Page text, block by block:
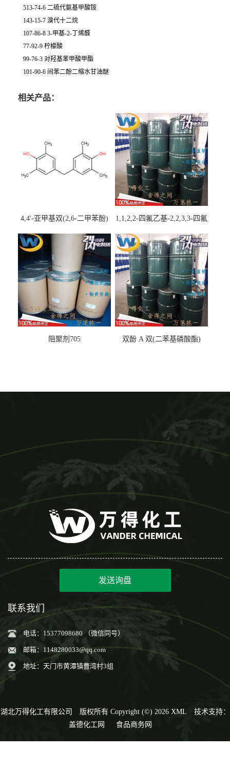
513-74-6 二硫代氨基甲酸铵
143-15-7 溴代十二烷
107-86-8 3-甲基-2-丁烯醛
77-92-9 柠檬酸
99-76-3 对羟基苯甲酸甲酯
101-90-6 间苯二酚二缩水甘油醚
相关产品：
4,4'-亚甲基双(2,6-二甲苯酚)
1,1,2,2-四氟乙基-2,2,3,3-四氟
阻聚剂705 双酚 A 双(二苯基磷酸酯)
发送询盘
联系我们
电话：15377098680 （微信同号）
邮箱： 1148280033@qq.com
地址：天门市黄潭镇曹湾村3组
湖北万得化工有限公司 版权所有 Copyright (©) 2026 XML
技术支持：
盖德化工网
食品商务网